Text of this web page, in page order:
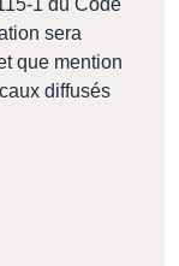
1 du Code
sera
que mention
diffusés